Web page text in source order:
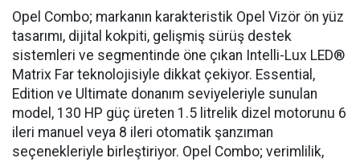
Opel Combo; markanın karakteristik Opel Vizör ön yüz
tasarımı, dijital kokpiti, gelişmiş sürüş destek
sistemleri ve segmentinde öne çıkan Intelli-Lux LED®
Matrix Far teknolojisiyle dikkat çekiyor. Essential,
Edition ve Ultimate donanım seviyeleriyle sunulan
model, 130 HP güç üreten 1.5 litrelik dizel motorunu 6
ileri manuel veya 8 ileri otomatik şanzıman
seçenekleriyle birleştiriyor. Opel Combo; verimlilik,